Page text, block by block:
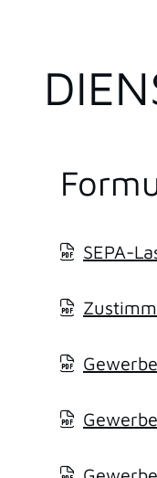
SEPA-